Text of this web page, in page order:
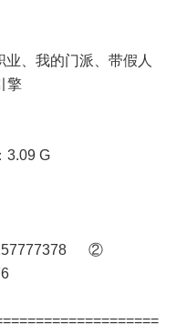
、我的门派、带假人
擎
3.09 G
②